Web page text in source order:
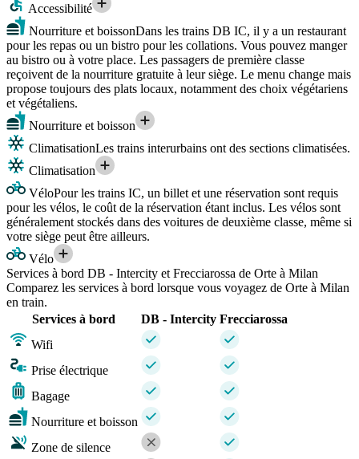
Accessibilité
Nourriture et boissonDans les trains DB IC, il y a un restaurant
pour les repas ou un bistro pour les collations. Vous pouvez manger
au bistro ou à votre place. Les passagers de première classe
reçoivent de la nourriture gratuite à leur siège. Le menu change mais
propose toujours des plats locaux, notamment des choix végétariens
et végétaliens.
Nourriture et boisson
ClimatisationLes trains interurbains ont des sections climatisées.
Climatisation
VéloPour les trains IC, un billet et une réservation sont requis
pour les vélos, le coût de la réservation étant inclus. Les vélos sont
généralement stockés dans des voitures de deuxième classe, même si
votre siège peut être ailleurs.
Vélo
Services à bord DB - Intercity et Frecciarossa de Orte à Milan
Comparez les services à bord lorsque vous voyagez de Orte à Milan
en train.
Services à bord
DB - Intercity Frecciarossa
Wifi
Prise électrique
Bagage
Nourriture et boisson
Zone de silence